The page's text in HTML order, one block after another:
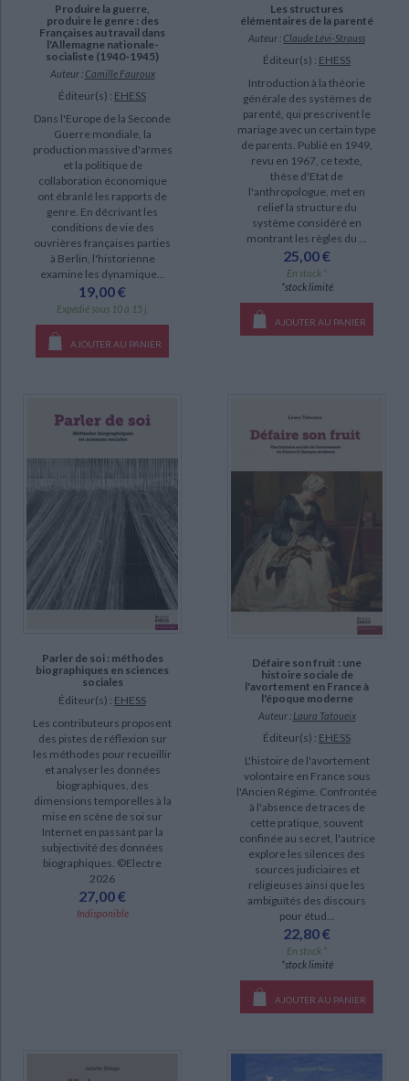
Produire la guerre,
produire le genre : des
Françaises au travail dans
l'Allemagne nationale-
socialiste (1940-1945)
Auteur : Camille Fauroux
Éditeur(s) : EHESS
Dans l'Europe de la Seconde
Guerre mondiale, la
production massive d'armes
et la politique de
collaboration économique
ont ébranlé les rapports de
genre. En décrivant les
conditions de vie des
ouvrières françaises parties
à Berlin, l'historienne
examine les dynamique...
19,00 €
Expédié sous 10 à 15 j.
AJOUTER AU PANIER
Les structures
élémentaires de la parenté
Auteur : Claude Lévi-Strauss
Éditeur(s) : EHESS
Introduction à la théorie
générale des systèmes de
parenté, qui prescrivent le
mariage avec un certain type
de parents. Publié en 1949,
revu en 1967, ce texte,
thèse d'Etat de
l'anthropologue, met en
relief la structure du
système considéré en
montrant les règles du ...
25,00 €
En stock *
*stock limité
AJOUTER AU PANIER
Parler de soi : méthodes
biographiques en sciences
sociales
Éditeur(s) : EHESS
Les contributeurs proposent
des pistes de réflexion sur
les méthodes pour recueillir
et analyser les données
biographiques, des
dimensions temporelles à la
mise en scène de soi sur
Internet en passant par la
subjectivité des données
biographiques. ©Electre
2026
27,00 €
Indisponible
Défaire son fruit : une
histoire sociale de
l'avortement en France à
l'époque moderne
Auteur : Laura Tatoueix
Éditeur(s) : EHESS
L'histoire de l'avortement
volontaire en France sous
l'Ancien Régime. Confrontée
à l'absence de traces de
cette pratique, souvent
confinée au secret, l'autrice
explore les silences des
sources judiciaires et
religieuses ainsi que les
ambiguïtés des discours
pour étud...
22,80 €
En stock *
*stock limité
AJOUTER AU PANIER